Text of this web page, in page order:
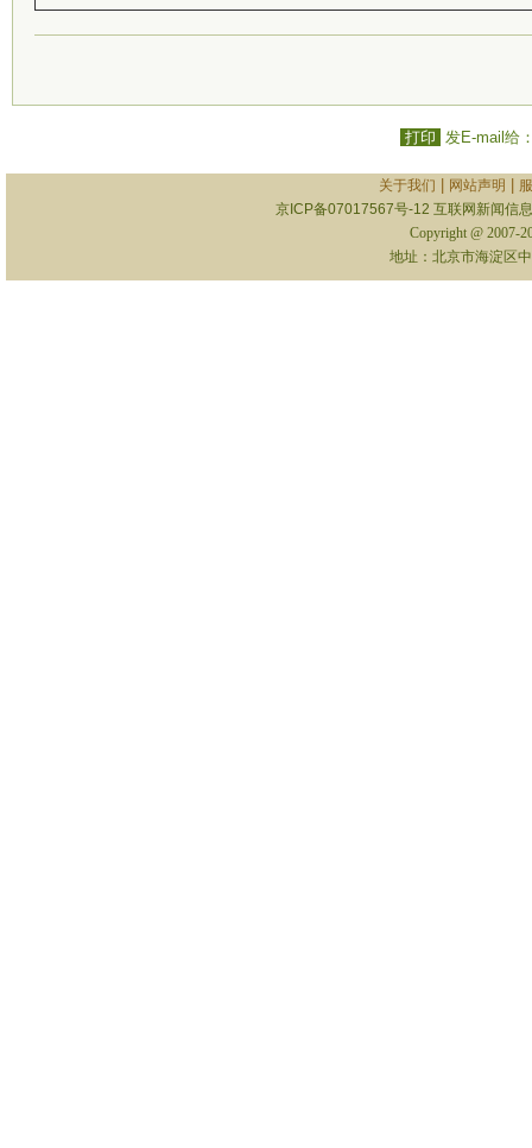
打印 发E-mail给
关于我们 网站声明
京ICP备07017567号-12 互联网新闻信
Copyright @ 2007-
地址：北京市海淀区